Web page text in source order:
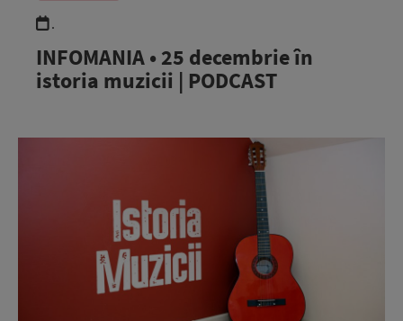
.
INFOMANIA • 25 decembrie în
istoria muzicii | PODCAST